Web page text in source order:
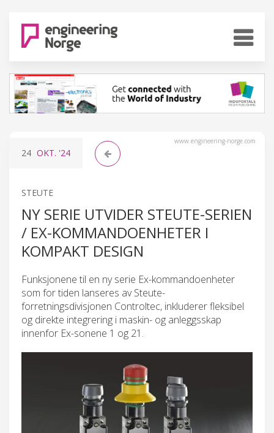
www.engineering-norge.com
24 OKT. '24
STEUTE
NY SERIE UTVIDER STEUTE-SERIEN
/ EX-KOMMANDOENHETER I
KOMPAKT DESIGN
Funksjonene til en ny serie Ex-kommandoenheter
som for tiden lanseres av Steute-
forretningsdivisjonen Controltec, inkluderer fleksibel
og direkte integrering i maskin- og anleggsskap
innenfor Ex-sonene 1 og 21.